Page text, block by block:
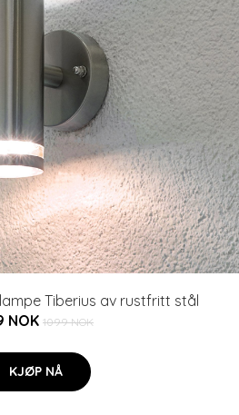
Tiberius av rustfritt stål
NOK 1099 NOK
KJØP NÅ